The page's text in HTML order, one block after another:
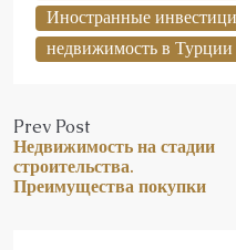
Иностранные
недвижимость в Турции
Prev Post
Недвижимость на стадии
строительства.
Преимущества покупки